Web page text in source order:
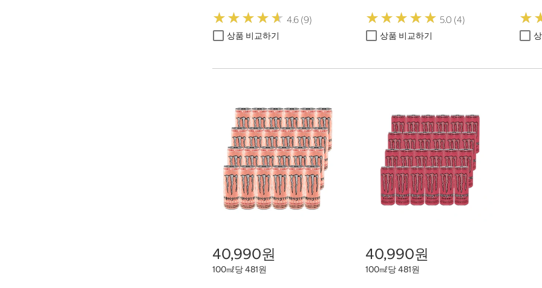
★★★★★
★★★★★ 4.6 (9)
상품 비교하기
★★★★★
★★★★★ 5.0 (4)
상품 비교하기
★
★
40,990원
100㎖당 481원
40,990원
100㎖당 481원